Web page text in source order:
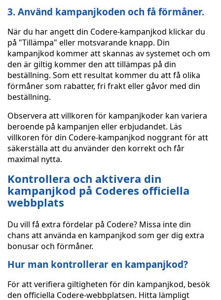
3. Använd kampanjkoden och få förmåner.
När du har angett din Codere-kampanjkod klickar du
på "Tillämpa" eller motsvarande knapp. Din
kampanjkod kommer att skannas av systemet och om
den är giltig kommer den att tillämpas på din
beställning. Som ett resultat kommer du att få olika
förmåner som rabatter, fri frakt eller gåvor med din
beställning.
Observera att villkoren för kampanjkoder kan variera
beroende på kampanjen eller erbjudandet. Läs
villkoren för din Codere-kampanjkod noggrant för att
säkerställa att du använder den korrekt och får
maximal nytta.
Kontrollera och aktivera din
kampanjkod på Coderes officiella
webbplats
Du vill få extra fördelar på Codere? Missa inte din
chans att använda en kampanjkod som ger dig extra
bonusar och förmåner.
Hur man kontrollerar en kampanjkod?
För att verifiera giltigheten för din kampanjkod, besök
den officiella Codere-webbplatsen. Hitta lämpligt